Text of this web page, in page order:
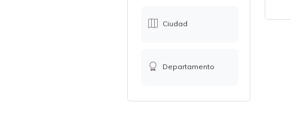
Ciudad
Departamento